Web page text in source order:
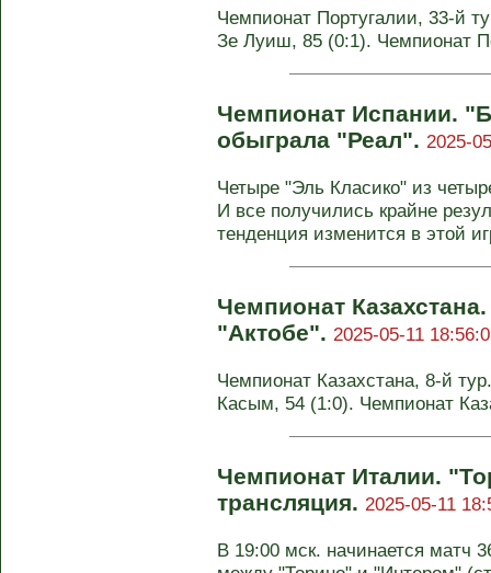
Чемпионат Португалии, 33-й
Зе Луиш, 85 (0:1). Чемпионат
Чемпионат Испании.
обыграла "Реал". 2025-
Четыре "Эль Класико" из
И все получились крайне
тенденция изменится в этой
Чемпионат
"Актобе". 2025-05-11
Чемпионат Казахстана, 8-й
Касым, 54 (1:0). Чемпионат
Чемпионат Италии.
трансляция. 2025-05-11
В 19:00 мск. начинается матч